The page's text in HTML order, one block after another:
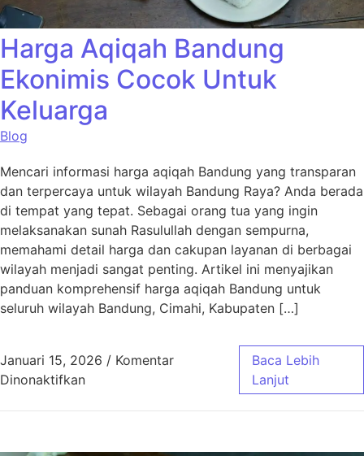
Harga Aqiqah Bandung
Ekonimis Cocok Untuk
Keluarga
Blog
Mencari informasi harga aqiqah Bandung yang transparan
dan terpercaya untuk wilayah Bandung Raya? Anda berada
di tempat yang tepat. Sebagai orang tua yang ingin
melaksanakan sunah Rasulullah dengan sempurna,
memahami detail harga dan cakupan layanan di berbagai
wilayah menjadi sangat penting. Artikel ini menyajikan
panduan komprehensif harga aqiqah Bandung untuk
seluruh wilayah Bandung, Cimahi, Kabupaten […]
Januari 15, 2026 / Komentar
Dinonaktifkanpada Harga Aqiqah Bandung Ekonimis
Baca Lebih
Lanjut